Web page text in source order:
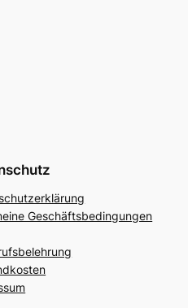
Geschäftsbedingungen